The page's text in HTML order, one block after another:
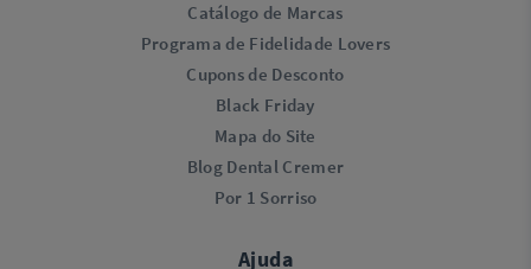
Catálogo de Marcas
Programa de Fidelidade Lovers​
Cupons de Desconto
Black Friday
Mapa do Site
Blog Dental Cremer
Por 1 Sorriso
Ajuda